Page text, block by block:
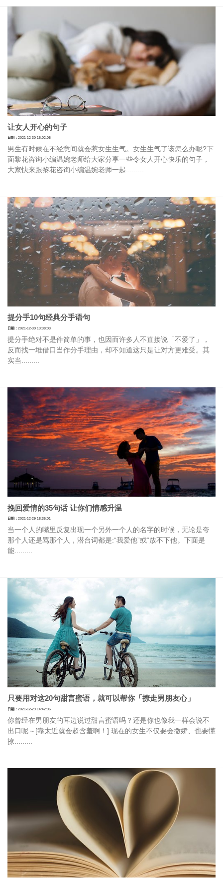
让女人开心的句子
日期： 2021-12-30 16:02:05
男生有时候在不经意间就会惹女生生气。女生生气了该怎么办呢?下
面黎花咨询小编温婉老师给大家分享一些令女人开心快乐的句子，
大家快来跟黎花咨询小编温婉老师一起.........
提分手10句经典分手语句
日期： 2021-12-30 13:38:03
提分手绝对不是件简单的事，也因而许多人不直接说「不爱了」，
反而找一堆借口当作分手理由，却不知道这只是让对方更难受。其
实当.........
挽回爱情的35句话 让你们情感升温
日期： 2021-12-29 18:36:01
当一个人的嘴里反复出现一个另外一个人的名字的时候，无论是夸
那个人还是骂那个人，潜台词都是:“我爱他”或“放不下他。下面是
能.........
只要用对这20句甜言蜜语，就可以帮你「撩走男朋友心」
日期： 2021-12-29 14:42:06
你曾经在男朋友的耳边说过甜言蜜语吗？还是你也像我一样会说不
出口呢～[靠太近就会超含羞啊！] 现在的女生不仅要会撒娇、也要懂
撩.........